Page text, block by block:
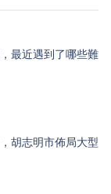
最近遇到了哪些難
胡志明市佈局大型